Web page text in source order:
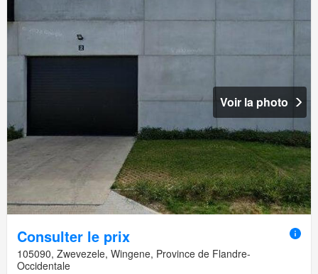
Voir la photo
Consulter le prix
105090, Zwevezele, Wingene, Province de Flandre-
Occidentale